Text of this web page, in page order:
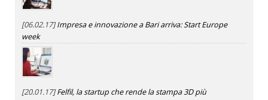
[06.02.17]Impresa e innovazione a Bari arriva: Start Europe
week
[20.01.17]Felfil, la startup che rende la stampa 3D più